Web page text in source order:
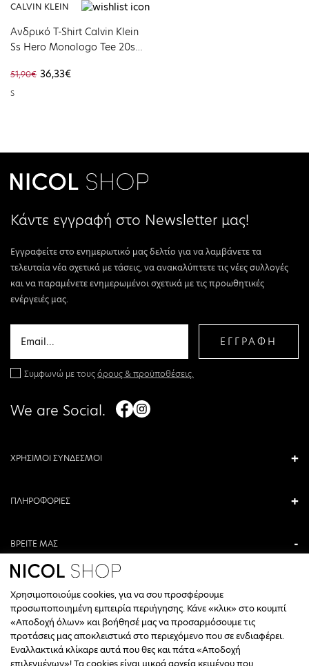
CALVIN KLEIN
Ανδρικό T-Shirt Calvin Klein
Ss Hero Monologo Tee 20s
LV04RB862G-GR9
51,90€ 36,33€
S
Κάντε εγγραφή στο Newsletter μας!
Εγγραφείτε στο ενημερωτικό μας δελτίο για να λαμβάνετε τα
τελευταία νέα σχετικά με τάσεις, να ανακαλύπτετε τις νέες συλλογές
και να παραμένετε ενημερωμένοι σχετικά με τις προωθητικές
ενέργειές μας.
ΕΓΓΡΑΦΗ
Συμφωνώ με τουςόρους & προϋποθέσεις.
We are Social.
ΧΡΗΣΙΜΟΙ ΣΥΝΔΕΣΜΟΙ
ΠΛΗΡΟΦΟΡΙΕΣ
ΒΡΕΙΤΕ ΜΑΣ
ΑΝΤΩΝΙΟΥ ΚΑΜΑΡΑ 3, ΒΕΡΟΙΑ, ΕΛΛΑΔΑ
+30 23310 76336
ΩΡΑΡΙΟ ΤΗΛΕΦΩΝΙΚΟΥ ΚΕΝΤΡΟΥ
ΔΕΥΤΕΡΑ, ΤΕΤΑΡΤΗ: 09:00 - 14:30
Χρησιμοποιούμε cookies, για να σου προσφέρουμε
προσωποποιημένη εμπειρία περιήγησης. Κάνε «κλικ» στο κουμπί
«Αποδοχή όλων» και βοήθησέ μας να προσαρμόσουμε τις
προτάσεις μας αποκλειστικά στο περιεχόμενο που σε ενδιαφέρει.
Εναλλακτικά κλίκαρε αυτά που θες και πάτα «Αποδοχή
επιλεγμένων»! Τα cookies είναι μικρά αρχεία κειμένου που